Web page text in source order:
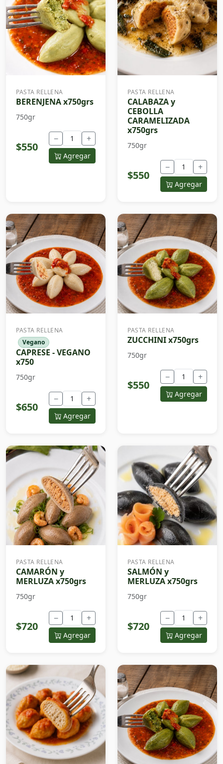
PASTA RELLENA
BERENJENA x750grs
750gr
$550
− +
Agregar
PASTA RELLENA
CALABAZA y
CEBOLLA
CARAMELIZADA
x750grs
750gr
$550
− +
Agregar
PASTA RELLENA
Vegano
CAPRESE - VEGANO
x750
750gr
$650
− +
Agregar
PASTA RELLENA
ZUCCHINI x750grs
750gr
$550
− +
Agregar
PASTA RELLENA
CAMARÓN y
MERLUZA x750grs
750gr
$720
− +
Agregar
PASTA RELLENA
SALMÓN y
MERLUZA x750grs
750gr
$720
− +
Agregar